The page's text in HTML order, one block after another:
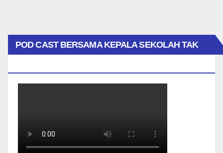
POD CAST BERSAMA KEPALA SEKOLAH TAK